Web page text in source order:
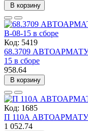
В корзину
Код: 5419
68.3709
15 в сборе
958.64
В корзину
Код: 1685
П 110А
1 052.74